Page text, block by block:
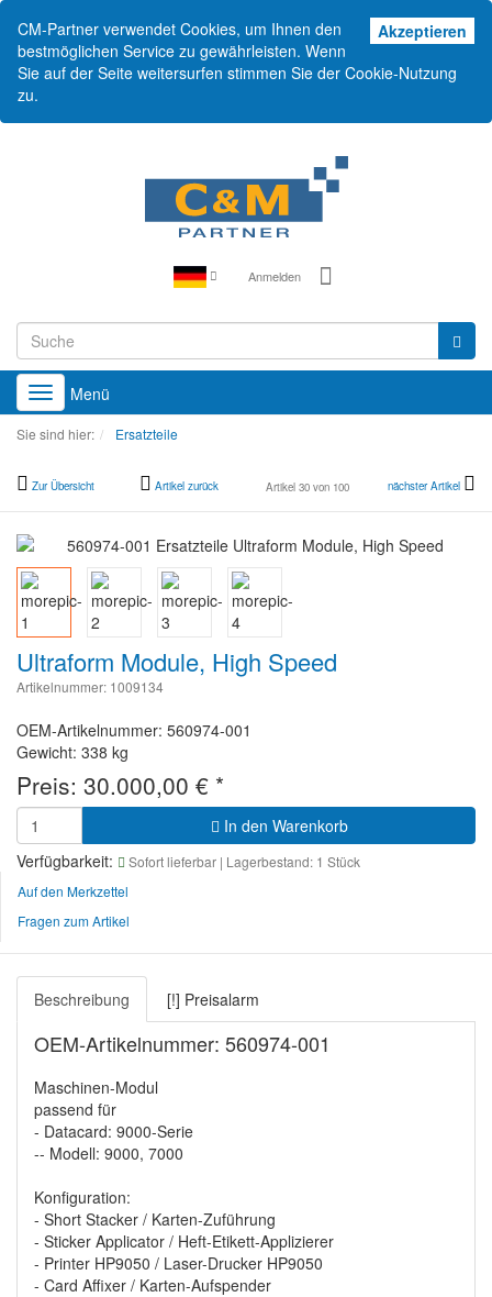
Akzeptieren
CM-Partner verwendet Cookies, um Ihnen den
bestmöglichen Service zu gewährleisten. Wenn
Sie auf der Seite weitersurfen stimmen Sie der Cookie-Nutzung
zu.
Anmelden
Toggle
navigation
Menü
Sie sind hier: Ersatzteile
Zur Übersicht Artikel zurück Artikel 30 von 100 nächster Artikel
Ultraform Module, High Speed
Artikelnummer: 1009134
OEM-Artikelnummer: 560974-001
Gewicht: 338 kg
Preis: 30.000,00 € *
In den Warenkorb
Verfügbarkeit:
Sofort lieferbar | Lagerbestand: 1 Stück
Auf den Merkzettel
Fragen zum Artikel
Beschreibung [!] Preisalarm
OEM-Artikelnummer: 560974-001
Maschinen-Modul
passend für
- Datacard: 9000-Serie
-- Modell: 9000, 7000
Konfiguration:
- Short Stacker / Karten-Zuführung
- Sticker Applicator / Heft-Etikett-Applizierer
- Printer HP9050 / Laser-Drucker HP9050
- Card Affixer / Karten-Aufspender